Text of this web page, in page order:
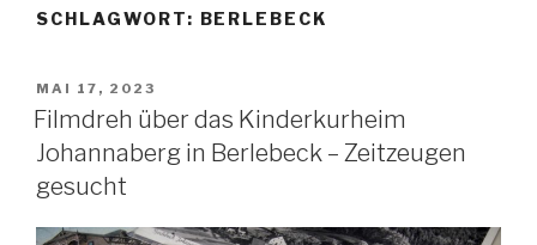
SCHLAGWORT: BERLEBECK
VERÖFFENTLICHT
AM
MAI 17, 2023
Filmdreh über das Kinderkurheim
Johannaberg in Berlebeck – Zeitzeugen
gesucht